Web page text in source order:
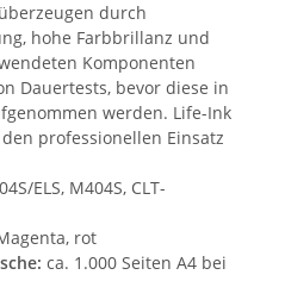
durch
hohe Farbbrillanz und
Komponenten
Dauertests, bevor diese in
werden. Life-Ink
professionellen Einsatz
ELS, M404S, CLT-
rot
ca. 1.000 Seiten A4 bei